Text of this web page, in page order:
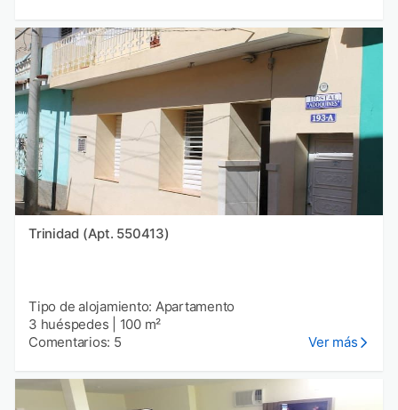
Trinidad (Apt. 550413)
Tipo de alojamiento: Apartamento
3 huéspedes
100 m²
Comentarios: 5
Ver más